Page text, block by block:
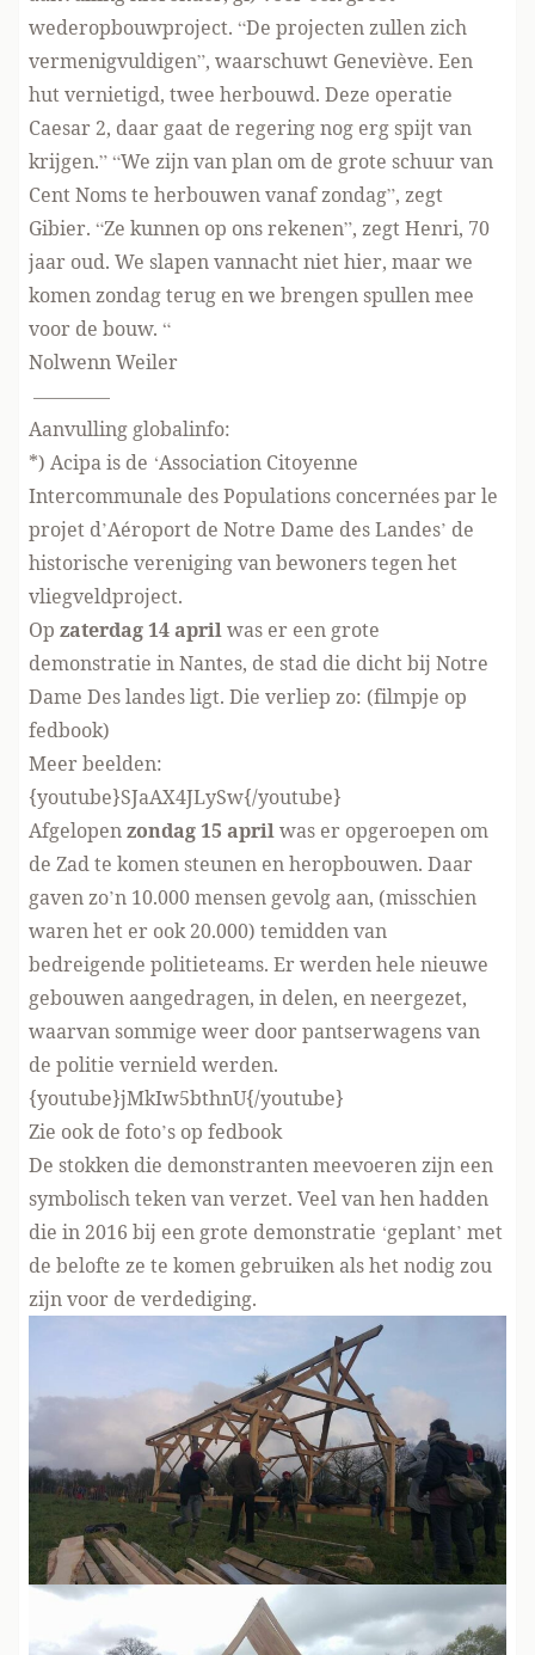
wederopbouwproject. “De projecten zullen zich
vermenigvuldigen”, waarschuwt Geneviève. Een
hut vernietigd, twee herbouwd. Deze operatie
Caesar 2, daar gaat de regering nog erg spijt van
krijgen.” “We zijn van plan om de grote schuur van
Cent Noms te herbouwen vanaf zondag”, zegt
Gibier. “Ze kunnen op ons rekenen”, zegt Henri, 70
jaar oud. We slapen vannacht niet hier, maar we
komen zondag terug en we brengen spullen mee
voor de bouw. “
Nolwenn Weiler
————
Aanvulling globalinfo:
*) Acipa is de ‘Association Citoyenne
Intercommunale des Populations concernées par le
projet d’Aéroport de Notre Dame des Landes’ de
historische vereniging van bewoners tegen het
vliegveldproject.
Op zaterdag 14 aprilwas er een grote
demonstratie in Nantes, de stad die dicht bij Notre
Dame Des landes ligt. Die verliep zo: (filmpje op
fedbook)
Meer beelden:
{youtube}SJaAX4JLySw{/youtube}
Afgelopenzondag 15 aprilwas er opgeroepen om
de Zad te komen steunen en heropbouwen. Daar
gaven zo’n 10.000 mensen gevolg aan, (misschien
warenhet er ook 20.000) temidden van
bedreigende politieteams. Er werden hele nieuwe
gebouwen aangedragen, in delen, en neergezet,
waarvan sommige weer door pantserwagens van
de politie vernield werden.
{youtube}jMkIw5bthnU{/youtube}
Zie ookde foto’s op fedbook
De stokken die demonstranten meevoeren zijn een
symbolisch teken van verzet. Veel van hen hadden
die in 2016 bij een grote demonstratie ‘geplant’ met
de belofte ze te komen gebruiken als het nodig zou
zijn voor de verdediging.